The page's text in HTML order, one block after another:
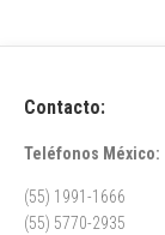
Contacto:
Teléfonos México:
(55) 1991-1666
(55) 5770-2935